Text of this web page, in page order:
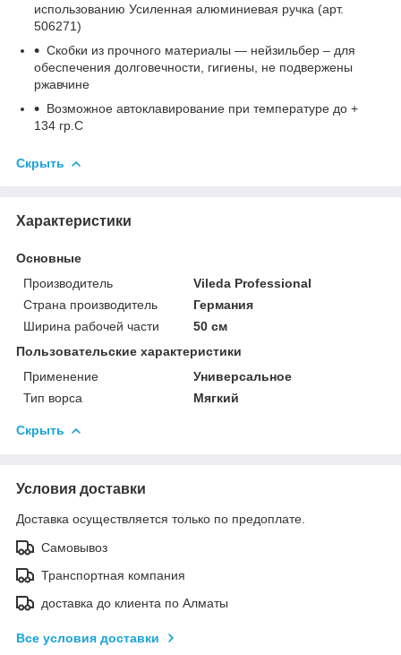
использованию Усиленная алюминиевая ручка (арт.
506271)
Скобки из прочного материалы ― нейзильбер – для
обеспечения долговечности, гигиены, не подвержены
ржавчине
Возможное автоклавирование при температуре до +
134 гр.С
Скрыть
Характеристики
Основные
Производитель
Vileda Professional
Страна производитель
Германия
Ширина рабочей части
50 см
Пользовательские характеристики
Применение
Универсальное
Тип ворса
Мягкий
Скрыть
Условия доставки
Доставка осуществляется только по предоплате.
Самовывоз
Транспортная компания
доставка до клиента по Алматы
Все условия доставки